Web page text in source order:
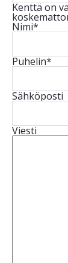
Kenttä on
Nimi*
Puhelin*
Sähköposti
Viesti